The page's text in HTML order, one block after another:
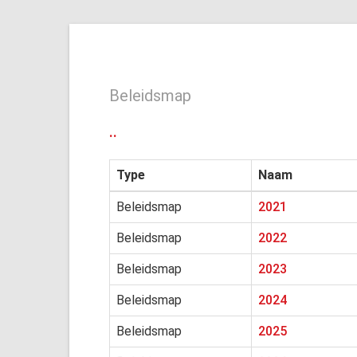
Beleidsmap
..
Type Naam
Beleidsmap 2021
Beleidsmap 2022
Beleidsmap 2023
Beleidsmap 2024
Beleidsmap 2025